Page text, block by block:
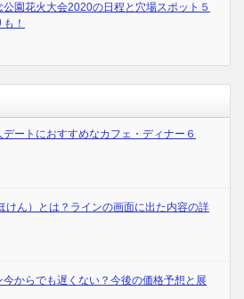
公園花火大会2020の日程と穴場スポット５
！
ートにおすすめなカフェ・ディナー６
けん）とは？ラインの画面に出た内容の詳
今からでも遅くない？今後の価格予想と展